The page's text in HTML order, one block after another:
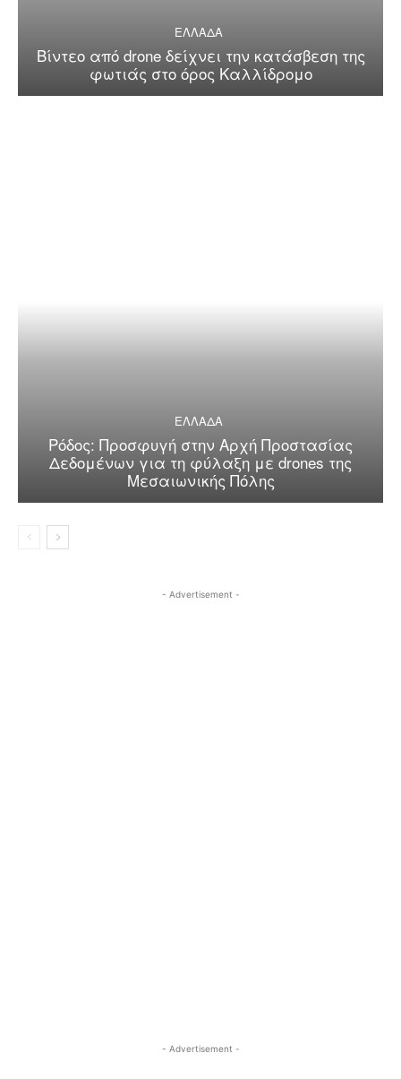
ΕΛΛΑΔΑ
Βίντεο από drone δείχνει την κατάσβεση της
φωτιάς στο όρος Καλλίδρομο
ΕΛΛΑΔΑ
Ρόδος: Προσφυγή στην Αρχή Προστασίας
Δεδομένων για τη φύλαξη με drones της
Μεσαιωνικής Πόλης
- Advertisement -
- Advertisement -